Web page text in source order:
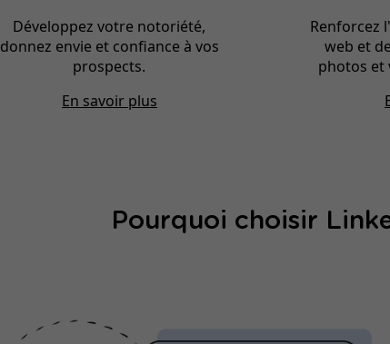
Développez votre notoriété,
donnez envie et confiance à vos
prospects.
En savoir plus
Renforcez
web et
photos et
Pourquoi choisir